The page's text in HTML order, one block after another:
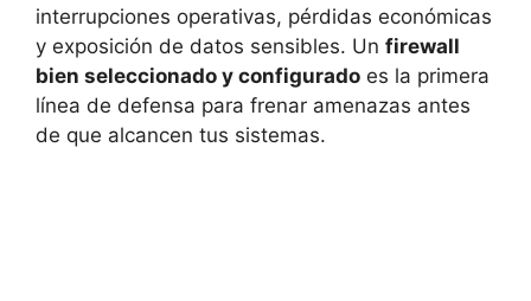
interrupciones operativas, pérdidas económicas
y exposición de datos sensibles. Un firewall
bien seleccionado y configurado es la primera
línea de defensa para frenar amenazas antes
de que alcancen tus sistemas.